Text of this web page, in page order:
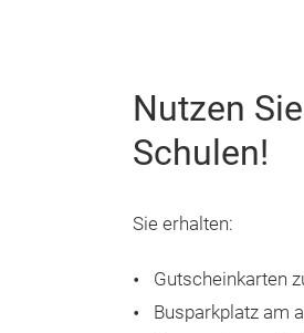
Nutzen
Schulen!
Sie erhalten:
Gutscheinkarten
Busparkplatz am